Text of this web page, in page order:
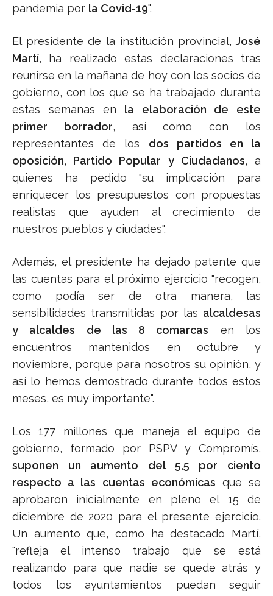
pandemia por la Covid-19".
El presidente de la institución provincial, José
Martí, ha realizado estas declaraciones tras
reunirse en la mañana de hoy con los socios de
gobierno, con los que se ha trabajado durante
estas semanas en la elaboración de este
primer borrador, así como con los
representantes de los dos partidos en la
oposición, Partido Popular y Ciudadanos, a
quienes ha pedido "su implicación para
enriquecer los presupuestos con propuestas
realistas que ayuden al crecimiento de
nuestros pueblos y ciudades".
Además, el presidente ha dejado patente que
las cuentas para el próximo ejercicio "recogen,
como podía ser de otra manera, las
sensibilidades transmitidas por las alcaldesas
y alcaldes de las 8 comarcas en los
encuentros mantenidos en octubre y
noviembre, porque para nosotros su opinión, y
así lo hemos demostrado durante todos estos
meses, es muy importante".
Los 177 millones que maneja el equipo de
gobierno, formado por PSPV y Compromís,
suponen un aumento del 5,5 por ciento
respecto a las cuentas económicas que se
aprobaron inicialmente en pleno el 15 de
diciembre de 2020 para el presente ejercicio.
Un aumento que, como ha destacado Martí,
"refleja el intenso trabajo que se está
realizando para que nadie se quede atrás y
todos los ayuntamientos puedan seguir